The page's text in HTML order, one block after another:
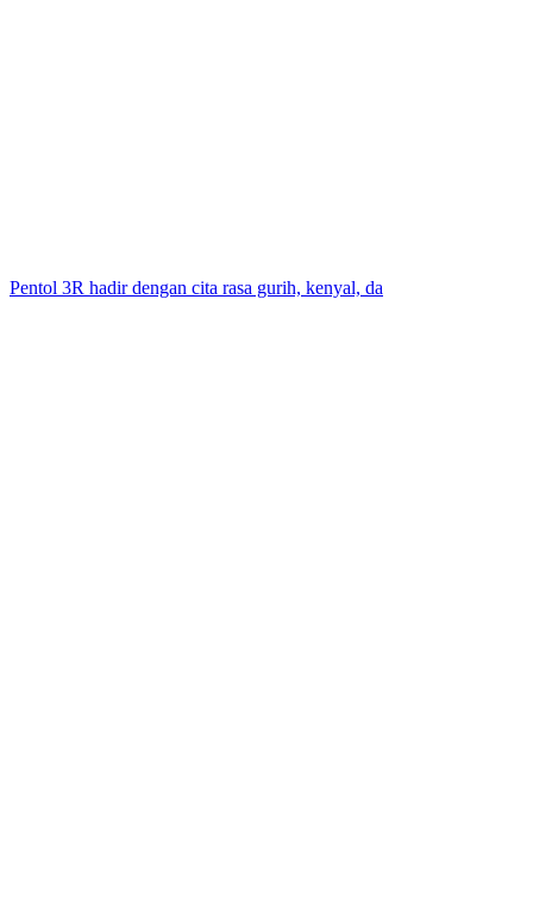
Pentol 3R hadir dengan cita rasa gurih, kenyal, da